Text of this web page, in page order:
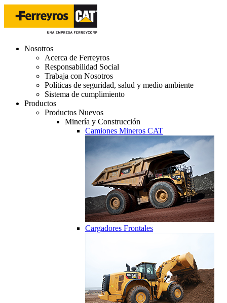
Nosotros
Acerca de Ferreyros
Responsabilidad Social
Trabaja con Nosotros
Políticas de seguridad, salud y medio ambiente
Sistema de cumplimiento
Productos
Productos Nuevos
Minería y Construcción
Camiones Mineros CAT
Cargadores Frontales